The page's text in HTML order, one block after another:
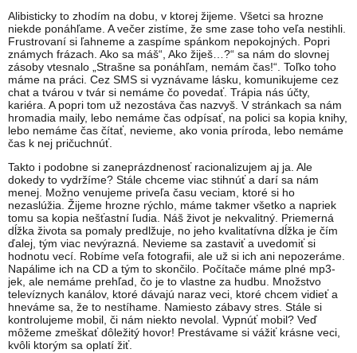
Alibisticky to zhodím na dobu, v ktorej žijeme. Všetci sa hrozne
niekde ponáhľame. A večer zistíme, že sme zase toho veľa nestihli.
Frustrovaní si ľahneme a zaspíme spánkom nepokojných. Popri
známych frázach. Ako sa máš“, Ako žiješ…?“ sa nám do slovnej
zásoby vtesnalo „Strašne sa ponáhľam, nemám čas!“. Toľko toho
máme na práci. Cez SMS si vyznávame lásku, komunikujeme cez
chat a tvárou v tvár si nemáme čo povedať. Trápia nás účty,
kariéra. A popri tom už nezostáva čas nazvyš. V stránkach sa nám
hromadia maily, lebo nemáme čas odpísať, na polici sa kopia knihy,
lebo nemáme čas čítať, nevieme, ako vonia príroda, lebo nemáme
čas k nej pričuchnúť.
Takto i podobne si zaneprázdnenosť racionalizujem aj ja. Ale
dokedy to vydržíme? Stále chceme viac stihnúť a darí sa nám
menej. Možno venujeme priveľa času veciam, ktoré si ho
nezaslúžia. Žijeme hrozne rýchlo, máme takmer všetko a napriek
tomu sa kopia nešťastní ľudia. Náš život je nekvalitný. Priemerná
dĺžka života sa pomaly predlžuje, no jeho kvalitatívna dĺžka je čím
ďalej, tým viac nevýrazná. Nevieme sa zastaviť a uvedomiť si
hodnotu vecí. Robíme veľa fotografii, ale už si ich ani nepozeráme.
Napálime ich na CD a tým to skončilo. Počítače máme plné mp3-
jek, ale nemáme prehľad, čo je to vlastne za hudbu. Množstvo
televíznych kanálov, ktoré dávajú naraz veci, ktoré chcem vidieť a
hneváme sa, že to nestíhame. Namiesto zábavy stres. Stále si
kontrolujeme mobil, či nám niekto nevolal. Vypnúť mobil? Veď
môžeme zmeškať dôležitý hovor! Prestávame si vážiť krásne veci,
kvôli ktorým sa oplatí žiť.